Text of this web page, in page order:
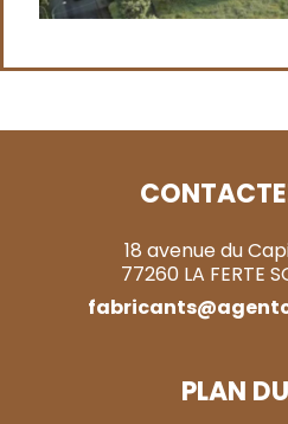
18 avenue du
77260 LA FERTE
PLAN